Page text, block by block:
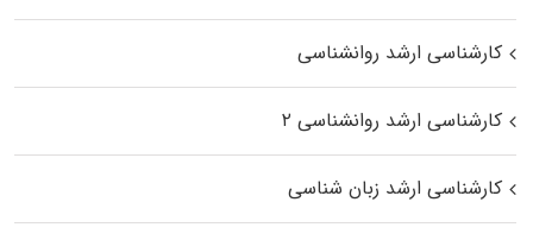
کارشناسی ارشد روانشناسی
کارشناسی ارشد روانشناسی ۲
کارشناسی ارشد زبان شناسی